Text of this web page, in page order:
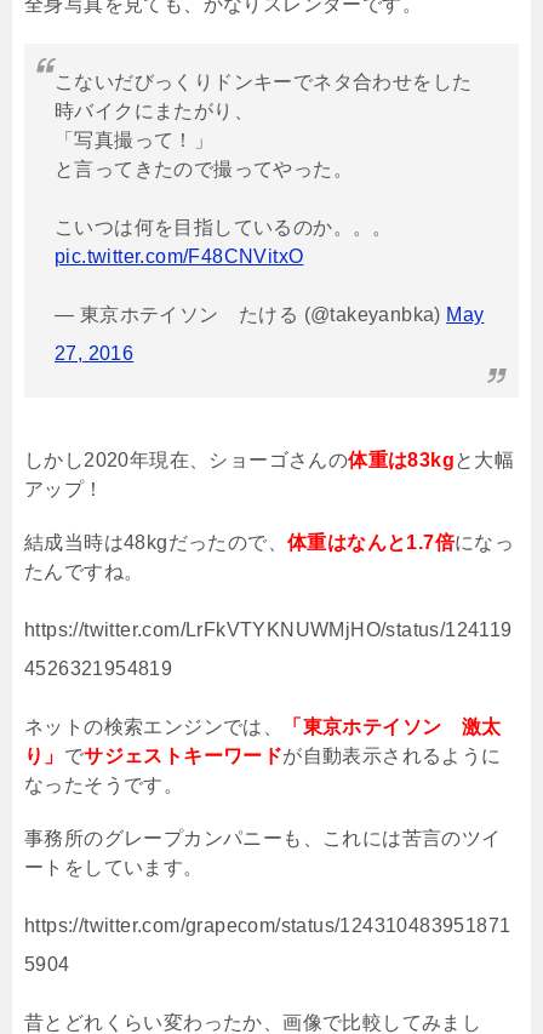
こないだびっくりドンキーでネタ合わせをした
時バイクにまたがり、
「写真撮って！」
と言ってきたので撮ってやった。
こいつは何を目指しているのか。。。
pic.twitter.com/F48CNVitxO
— 東京ホテイソン たける (@takeyanbka) May
27, 2016
しかし2020年現在、ショーゴさんの体重は83kgと大幅
アップ！
結成当時は48kgだったので、体重はなんと1.7倍になっ
たんですね。
https://twitter.com/LrFkVTYKNUWMjHO/status/124119
4526321954819
ネットの検索エンジンでは、
「東京ホテイソン 激太
り」 でサジェストキーワードが自動表示されるように
なったそうです。
事務所のグレープカンパニーも、これには苦言のツイ
ートをしています。
https://twitter.com/grapecom/status/124310483951871
5904
昔とどれくらい変わったか、画像で比較してみまし